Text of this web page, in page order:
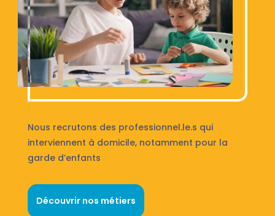
Nous recrutons des professionnel.le.s qui
interviennent à domicile, notamment pour la
garde d’enfants
Découvrir nos métiers